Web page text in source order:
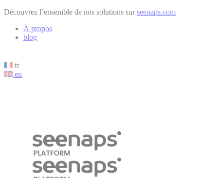
Découvrez l’ensemble de nos solutions sur seenaps.com
À propos
blog
fr
en